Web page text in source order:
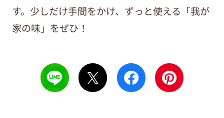
す。少しだけ手間をかけ、ずっと使える「我が
家の味」をぜひ！